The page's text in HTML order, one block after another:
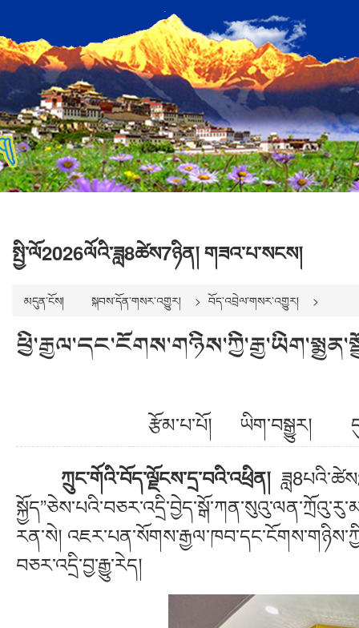
སྤྱི་ལོ2026ལོའི་ཟླ8ཚེས7ཉིན། གཟའ་པ་སངས།
མདུན་ངོས། སྐབས་དོན་གསར་འགྱུར། བོད་འབྲེལ་གསར་འགྱུར།
རྩོམ་པ་པོ། ཡིག་བསྒྱུར།
ཀྲུང་གོའི་བོད་ལྗོངས་དྲ་བའི་འཕྲིན།
རན་སེ།
བཅར་འདྲི་བྱ་རྒྱུ་རེད།